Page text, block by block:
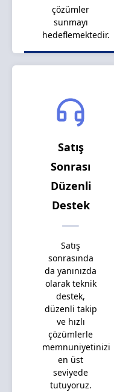
çözümler
sunmayı
hedeflemektedir.
Satış
Sonrası
Düzenli
Destek
Satış
sonrasında
da yanınızda
olarak teknik
destek,
düzenli takip
ve hızlı
çözümlerle
memnuniyetinizi
en üst
seviyede
tutuyoruz.